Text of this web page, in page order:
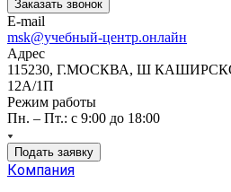
Заказать звонок
E-mail
msk@учебный-центр.онлайн
Адрес
115230, Г.МОСКВА, Ш
12А/1П
Режим работы
Пн. – Пт.: с 9:00 до 18:00
Подать заявку
Компания